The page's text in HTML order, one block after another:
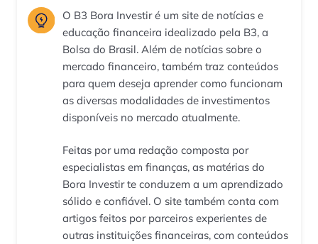
O B3 Bora Investir é um site de notícias e
educação financeira idealizado pela B3, a
Bolsa do Brasil. Além de notícias sobre o
mercado financeiro, também traz conteúdos
para quem deseja aprender como funcionam
as diversas modalidades de investimentos
disponíveis no mercado atualmente.
Feitas por uma redação composta por
especialistas em finanças, as matérias do
Bora Investir te conduzem a um aprendizado
sólido e confiável. O site também conta com
artigos feitos por parceiros experientes de
outras instituições financeiras, com conteúdos